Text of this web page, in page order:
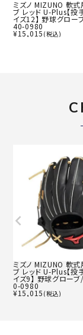
ミズノ MIZUNO 軟式
ブ レッド U-Plus【
イズ12】 野球グロ
40-0980
¥15,015 (税込)
ミズノ MIZUNO 軟式
ブ レッド U-Plus【
イズ9】 野球グロー
0-0980
¥15,015 (税込)